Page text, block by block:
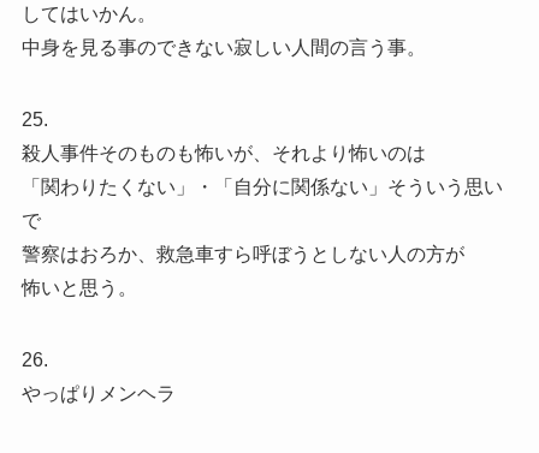
してはいかん。
中身を見る事のできない寂しい人間の言う事。
25.
殺人事件そのものも怖いが、それより怖いのは
「関わりたくない」・「自分に関係ない」そういう思い
で
警察はおろか、救急車すら呼ぼうとしない人の方が
怖いと思う。
26.
やっぱりメンヘラ